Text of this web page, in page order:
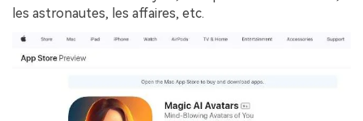
les astronautes, les affaires, etc.